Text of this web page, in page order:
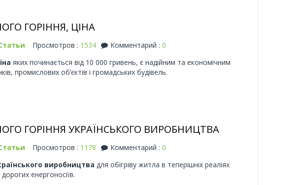
ГОРІННЯ, ЦІНА
Просмотров : 1534 Комментарий : 0
яких починається від 10 000 гривень, є надійним та економічним
промислових об’єктів і громадських будівель.
ГОРІННЯ УКРАЇНСЬКОГО ВИРОБНИЦТВА
Просмотров : 1178 Комментарий : 0
виробництва для обігріву житла в теперішніх реаліях
енергоносіїв.